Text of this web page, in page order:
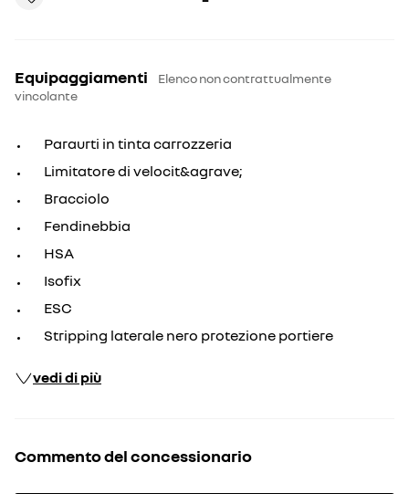
Equipaggiamenti
Elenco non contrattualmente
vincolante
Paraurti in tinta carrozzeria
Limitatore di velocit&agrave;
Bracciolo
Fendinebbia
HSA
Isofix
ESC
Stripping laterale nero protezione portiere
vedi di più
Commento del concessionario